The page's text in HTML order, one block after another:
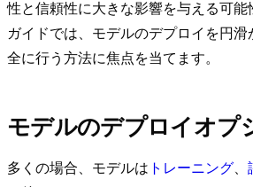
性と信頼性に大きな影響を与える可
ガイドでは、モデルのデプロイを円
全に行う方法に焦点を当てます。
モデルのデプロイオプ
多くの場合、モデルは トレーニング